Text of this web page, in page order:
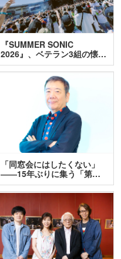
『SUMMER SONIC
2026』、ベテラン3組の懐…
「同窓会にはしたくない」
――15年ぶりに集う「第…